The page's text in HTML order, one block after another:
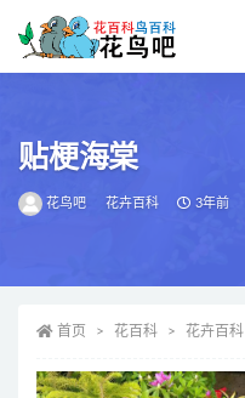
贴梗海棠
花鸟吧 花卉百科 3年前
首页 花百科 花卉百科